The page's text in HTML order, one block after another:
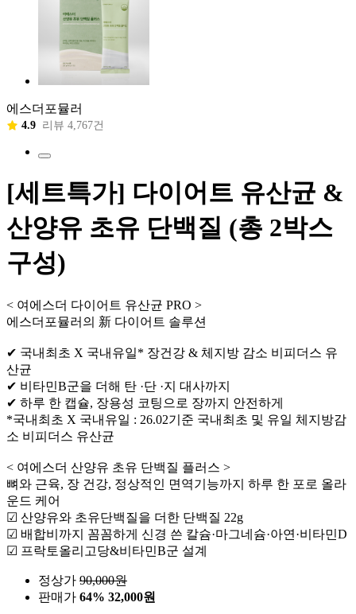
에스더포뮬러
4.9 리뷰 4,767건
[세트특가] 다이어트 유산균 &
산양유 초유 단백질 (총 2박스
구성)
< 여에스더 다이어트 유산균 PRO >
에스더포뮬러의 新 다이어트 솔루션
✔ 국내최초 X 국내유일* 장건강 & 체지방 감소 비피더스 유
산균
✔ 비타민B군을 더해 탄 ·단 ·지 대사까지
✔ 하루 한 캡슐, 장용성 코팅으로 장까지 안전하게
*국내최초 X 국내유일 : 26.02기준 국내최초 및 유일 체지방감
소 비피더스 유산균
< 여에스더 산양유 초유 단백질 플러스 >
뼈와 근육, 장 건강, 정상적인 면역기능까지 하루 한 포로 올라
운드 케어
☑ 산양유와 초유단백질을 더한 단백질 22g
☑ 배합비까지 꼼꼼하게 신경 쓴 칼슘·마그네슘·아연·비타민D
☑ 프락토올리고당&비타민B군 설계
정상가 90,000원
판매가 64% 32,000원